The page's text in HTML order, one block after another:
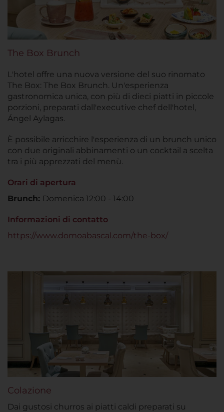
The Box Brunch
L'hotel offre una nuova versione del suo rinomato
The Box: The Box Brunch. Un'esperienza
gastronomica unica, con più di dieci piatti in piccole
porzioni, preparati dall'executive chef dell'hotel,
Ángel Aylagas.
È possibile arricchire l'esperienza di un brunch unico
con due originali abbinamenti o un cocktail a scelta
tra i più apprezzati del menù.
Orari di apertura
Brunch: Domenica 12:00 - 14:00
Informazioni di contatto
https://www.domoabascal.com/the-box/
Colazione
Dai gustosi churros ai piatti caldi preparati su